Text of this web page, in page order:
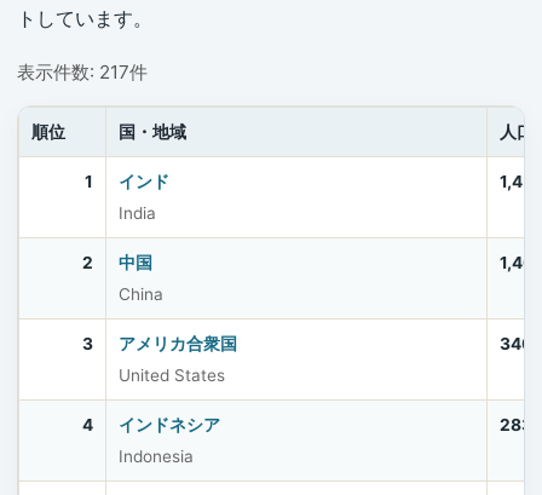
トしています。
表示件数: 217件
順位 国・地域 人口
1
インド
India
2
中国
China
3
アメリカ合衆国
United States
4
インドネシア
Indonesia